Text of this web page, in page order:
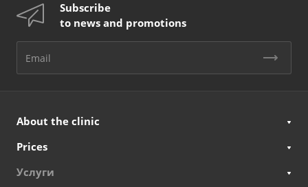
Subscribe
to news and promotions
About the clinic
Prices
Услуги